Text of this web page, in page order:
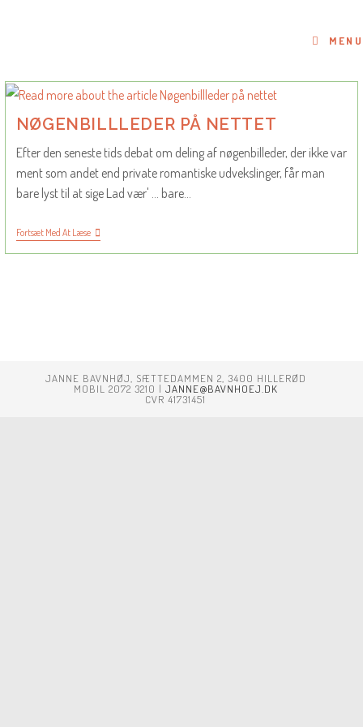
MENU
NØGENBILLLEDER PÅ NETTET
Efter den seneste tids debat om deling af nøgenbilleder, der ikke var
ment som andet end private romantiske udvekslinger, får man
bare lyst til at sige Lad vær' ... bare…
Fortsæt Med At LæseNøgenbillleder
På
Nettet
JANNE BAVNHØJ, SÆTTEDAMMEN 2, 3400 HILLERØD
MOBIL 2072 3210 | JANNE@BAVNHOEJ.DK
CVR 41731451